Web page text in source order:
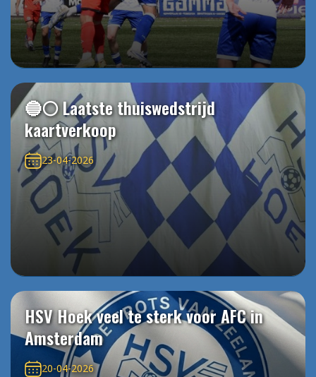
🔵⚪️ Laatste thuiswedstrijd
kaartverkoop
23-04-2026
HSV Hoek veel te sterk voor AFC in
Amsterdam
20-04-2026